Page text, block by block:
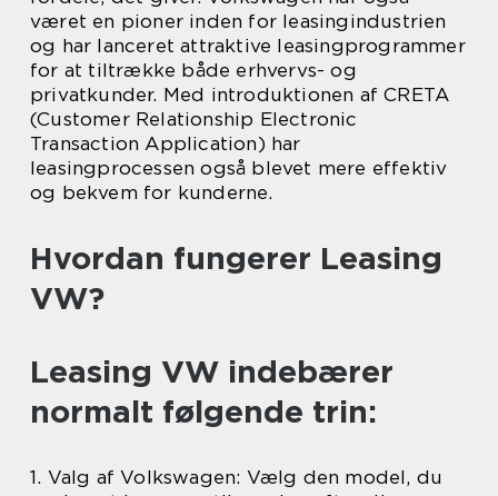
været en pioner inden for leasingindustrien
og har lanceret attraktive leasingprogrammer
for at tiltrække både erhvervs- og
privatkunder. Med introduktionen af CRETA
(Customer Relationship Electronic
Transaction Application) har
leasingprocessen også blevet mere effektiv
og bekvem for kunderne.
Hvordan fungerer Leasing
VW?
Leasing VW indebærer
normalt følgende trin:
1. Valg af Volkswagen: Vælg den model, du